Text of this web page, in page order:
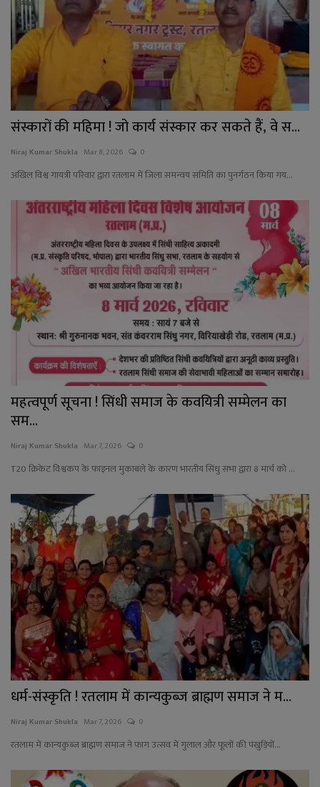
संस्कारों की महिमा ! जो कार्य संस्कार कर सकते हैं, वे स...
Niraj Kumar Shukla Mar 8, 2026 0
अखिल विश्व गायत्री परिवार द्वारा रतलाम में जिला समन्वय समिति का पुनर्गठन किया गय...
महत्वपूर्ण सूचना ! सिंधी समाज के कवयित्री सम्मेलन का
सम...
Niraj Kumar Shukla Mar 7, 2026 0
T20 क्रिकेट विश्वकप के फाइनल मुकाबले के कारण भारतीय सिंधु सभा द्वारा 8 मार्च को ...
धर्म-संस्कृति ! रतलाम में कान्यकुब्ज ब्राह्मण समाज ने म...
Niraj Kumar Shukla Mar 7, 2026 0
रतलाम में कान्यकुब्ज ब्राह्मण समाज ने फाग उत्सव में गुलाल और फूलों की पंखुड़ियों...